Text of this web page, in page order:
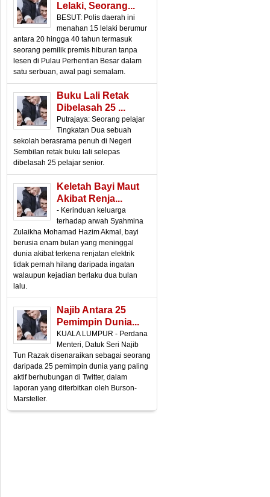
Lelaki, Seorang...
BESUT: Polis daerah ini
menahan 15 lelaki berumur
antara 20 hingga 40 tahun termasuk
seorang pemilik premis hiburan tanpa
lesen di Pulau Perhentian Besar dalam
satu serbuan, awal pagi semalam.
Buku Lali Retak
Dibelasah 25 ...
Putrajaya: Seorang pelajar
Tingkatan Dua sebuah
sekolah berasrama penuh di Negeri
Sembilan retak buku lali selepas
dibelasah 25 pelajar senior.
Keletah Bayi Maut
Akibat Renja...
- Kerinduan keluarga
terhadap arwah Syahmina
Zulaikha Mohamad Hazim Akmal, bayi
berusia enam bulan yang meninggal
dunia akibat terkena renjatan elektrik
tidak pernah hilang daripada ingatan
walaupun kejadian berlaku dua bulan
lalu.
Najib Antara 25
Pemimpin Dunia...
KUALA LUMPUR - Perdana
Menteri, Datuk Seri Najib
Tun Razak disenaraikan sebagai seorang
daripada 25 pemimpin dunia yang paling
aktif berhubungan di Twitter, dalam
laporan yang diterbitkan oleh Burson-
Marsteller.